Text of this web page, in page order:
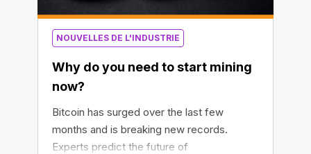
NOUVELLES DE L'INDUSTRIE
Why do you need to start mining
now?
Bitcoin has surged over the last few
months and is breaking new records.
Experts predict the future of